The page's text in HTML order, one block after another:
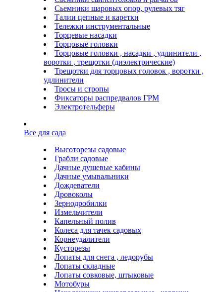
Сьемники шаровых опор, рулевых тяг
Талии цепные и каретки
Тележки инструментальные
Торцевые насадки
Торцовые головки
Торцовые головки , насадки , удлинители ,
воротки , трещотки (диэлектрические)
Трещотки для торцовых головок , воротки ,
удлинители
Тросы и стропы
Фиксаторы распредвалов ГРМ
Электротельферы
Все для сада
Высоторезы садовые
Грабли садовые
Дачные душевые кабины
Дачные умывальники
Дождеватели
Дровоколы
Зернодробилки
Измельчители
Капельный полив
Колеса для тачек садовых
Корнеудалители
Кусторезы
Лопаты для снега , ледорубы
Лопаты складные
Лопаты совковые, штыковые
Мотобуры